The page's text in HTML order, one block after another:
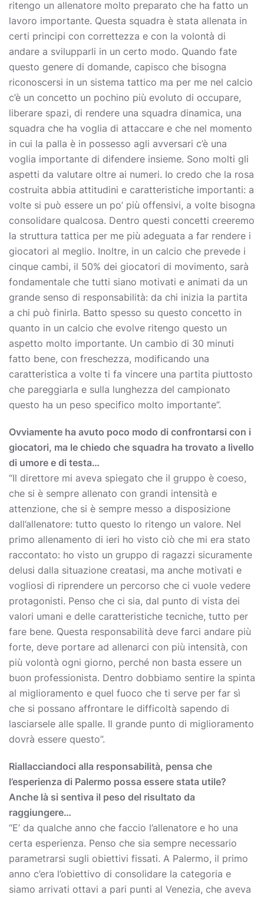
ritengo un allenatore molto preparato che ha fatto un
lavoro importante. Questa squadra è stata allenata in
certi principi con correttezza e con la volontà di
andare a svilupparli in un certo modo. Quando fate
questo genere di domande, capisco che bisogna
riconoscersi in un sistema tattico ma per me nel calcio
c’è un concetto un pochino più evoluto di occupare,
liberare spazi, di rendere una squadra dinamica, una
squadra che ha voglia di attaccare e che nel momento
in cui la palla è in possesso agli avversari c’è una
voglia importante di difendere insieme. Sono molti gli
aspetti da valutare oltre ai numeri. Io credo che la rosa
costruita abbia attitudini e caratteristiche importanti: a
volte si può essere un po’ più offensivi, a volte bisogna
consolidare qualcosa. Dentro questi concetti creeremo
la struttura tattica per me più adeguata a far rendere i
giocatori al meglio. Inoltre, in un calcio che prevede i
cinque cambi, il 50% dei giocatori di movimento, sarà
fondamentale che tutti siano motivati e animati da un
grande senso di responsabilità: da chi inizia la partita
a chi può finirla. Batto spesso su questo concetto in
quanto in un calcio che evolve ritengo questo un
aspetto molto importante. Un cambio di 30 minuti
fatto bene, con freschezza, modificando una
caratteristica a volte ti fa vincere una partita piuttosto
che pareggiarla e sulla lunghezza del campionato
questo ha un peso specifico molto importante”.
Ovviamente ha avuto poco modo di confrontarsi con i
giocatori, ma le chiedo che squadra ha trovato a livello
di umore e di testa…
“Il direttore mi aveva spiegato che il gruppo è coeso,
che si è sempre allenato con grandi intensità e
attenzione, che si è sempre messo a disposizione
dall’allenatore: tutto questo lo ritengo un valore. Nel
primo allenamento di ieri ho visto ciò che mi era stato
raccontato: ho visto un gruppo di ragazzi sicuramente
delusi dalla situazione creatasi, ma anche motivati e
vogliosi di riprendere un percorso che ci vuole vedere
protagonisti. Penso che ci sia, dal punto di vista dei
valori umani e delle caratteristiche tecniche, tutto per
fare bene. Questa responsabilità deve farci andare più
forte, deve portare ad allenarci con più intensità, con
più volontà ogni giorno, perché non basta essere un
buon professionista. Dentro dobbiamo sentire la spinta
al miglioramento e quel fuoco che ti serve per far sì
che si possano affrontare le difficoltà sapendo di
lasciarsele alle spalle. Il grande punto di miglioramento
dovrà essere questo”.
Riallacciandoci alla responsabilità, pensa che
l’esperienza di Palermo possa essere stata utile?
Anche là si sentiva il peso del risultato da
raggiungere…
“E’ da qualche anno che faccio l’allenatore e ho una
certa esperienza. Penso che sia sempre necessario
parametrarsi sugli obiettivi fissati. A Palermo, il primo
anno c’era l’obiettivo di consolidare la categoria e
siamo arrivati ottavi a pari punti al Venezia, che aveva